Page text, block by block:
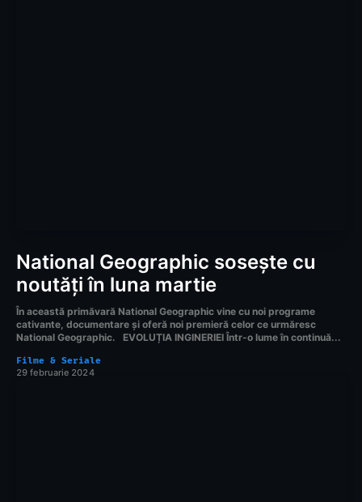
National Geographic sosește cu
noutăți în luna martie
În această primăvară National Geographic vine cu noi programe
cativante, documentare și oferă noi premieră celor ce urmăresc
National Geographic. EVOLUȚIA INGINERIEI Într-o lume în continuă...
Filme & Seriale
29 februarie 2024